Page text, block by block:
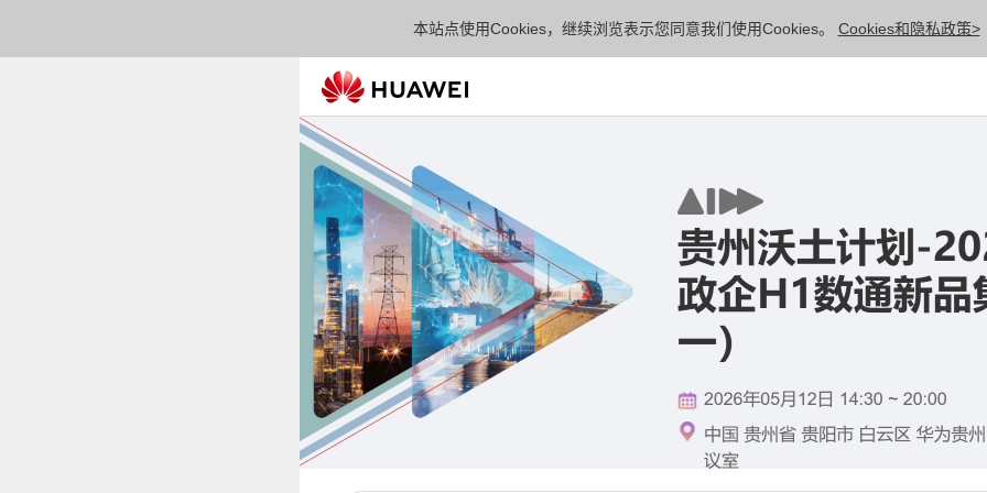
本站点使用Cookies，继续浏览表示您同意我们使用Cookies。 Cookies和隐私政策>